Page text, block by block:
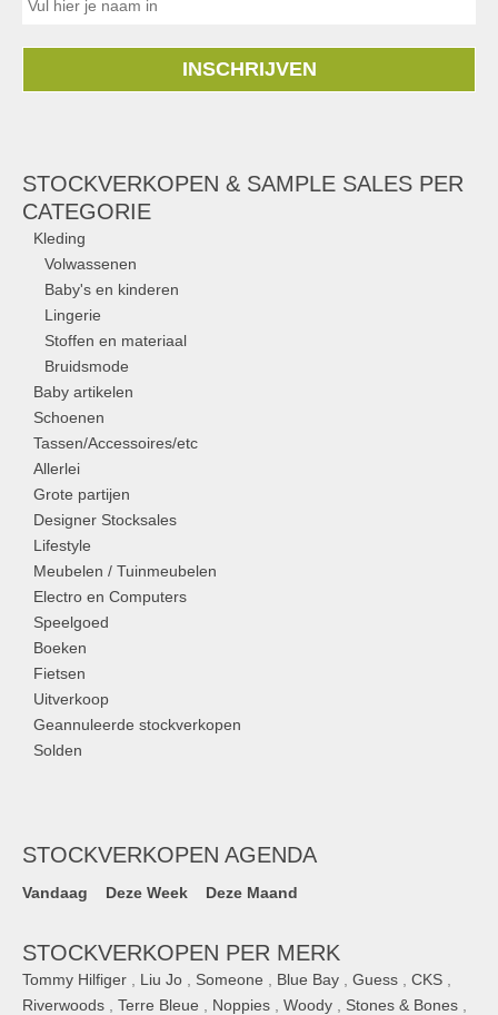
INSCHRIJVEN
STOCKVERKOPEN & SAMPLE SALES PER
CATEGORIE
Kleding
Volwassenen
Baby's en kinderen
Lingerie
Stoffen en materiaal
Bruidsmode
Baby artikelen
Schoenen
Tassen/Accessoires/etc
Allerlei
Grote partijen
Designer Stocksales
Lifestyle
Meubelen / Tuinmeubelen
Electro en Computers
Speelgoed
Boeken
Fietsen
Uitverkoop
Geannuleerde stockverkopen
Solden
STOCKVERKOPEN AGENDA
Vandaag Deze Week Deze Maand
STOCKVERKOPEN PER MERK
Tommy Hilfiger Liu Jo Someone Blue Bay Guess CKS
Riverwoods
Terre Bleue Noppies Woody Stones & Bones